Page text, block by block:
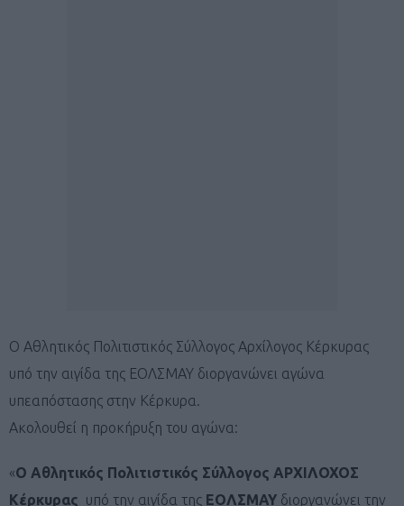
Ο Αθλητικός Πολιτιστικός Σύλλογος Αρχίλογος Κέρκυρας
υπό την αιγίδα της ΕΟΛΣΜΑΥ διοργανώνει αγώνα
υπεαπόστασης στην Κέρκυρα.
Ακολουθεί η προκήρυξη του αγώνα:
«Ο Αθλητικός Πολιτιστικός Σύλλογος ΑΡΧΙΛΟΧΟΣ
Κέρκυρας υπό την αιγίδα της ΕΟΛΣΜΑΥ διοργανώνει την